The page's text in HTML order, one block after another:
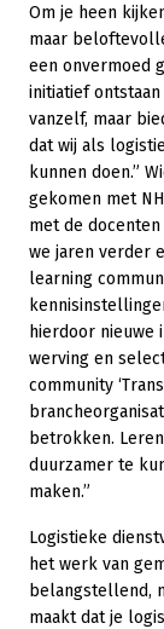
Om je heen
maar
een onvermoed
initiatief
vanzelf, maar
dat wij als
kunnen doen.”
gekomen met
met de
we jaren verder
learning
hierdoor nieuwe
werving en
community
betrokken.
duurzamer te
maken.”
Logistieke
het werk van
belangstellend,
maakt dat je